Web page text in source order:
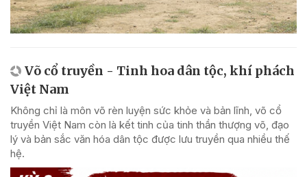
Võ cổ truyền - Tinh hoa dân tộc, khí phách
Việt Nam
Không chỉ là môn võ rèn luyện sức khỏe và bản lĩnh, võ cổ
truyền Việt Nam còn là kết tinh của tinh thần thượng võ, đạo
lý và bản sắc văn hóa dân tộc được lưu truyền qua nhiều thế
hệ.